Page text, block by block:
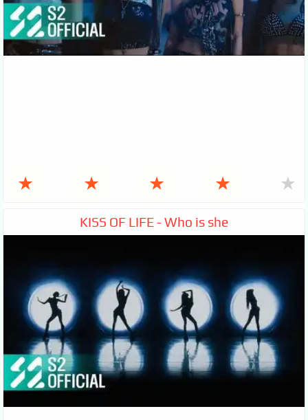
★ ★ ★ ★ ★
KISS OF LIFE - Who is she